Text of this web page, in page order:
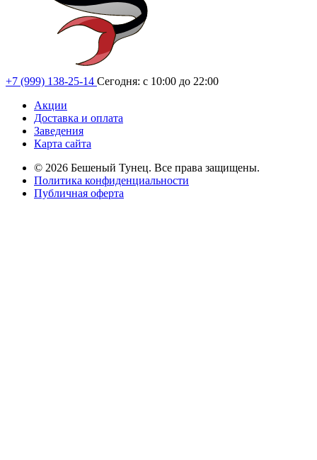
+7 (999) 138-25-14 Сегодня: с 10:00 до 22:00
Акции
Доставка и оплата
Заведения
Карта сайта
© 2026 Бешеный Тунец. Все права защищены.
Политика конфиденциальности
Публичная оферта